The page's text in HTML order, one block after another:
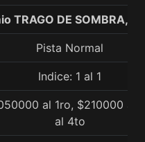
TRAGO DE SOMBRA,
Pista Normal
Indice: 1 al 1
al 1ro, $210000
al 4to